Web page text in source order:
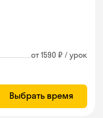
от 1590 ₽ / урок
Выбрать время